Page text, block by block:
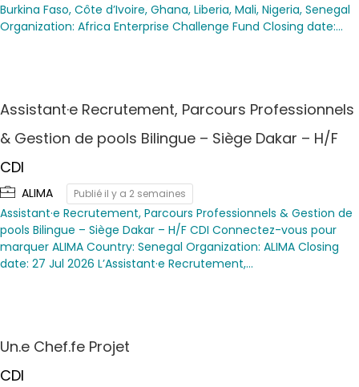
Burkina Faso, Côte d’Ivoire, Ghana, Liberia, Mali, Nigeria, Senegal
Organization: Africa Enterprise Challenge Fund Closing date:…
Assistant·e Recrutement, Parcours Professionnels
& Gestion de pools Bilingue – Siège Dakar – H/F
CDI
ALIMA Publié il y a 2 semaines
Assistant·e Recrutement, Parcours Professionnels & Gestion de
pools Bilingue – Siège Dakar – H/F CDI Connectez-vous pour
marquer ALIMA Country: Senegal Organization: ALIMA Closing
date: 27 Jul 2026 L’Assistant·e Recrutement,…
Un.e Chef.fe Projet
CDI